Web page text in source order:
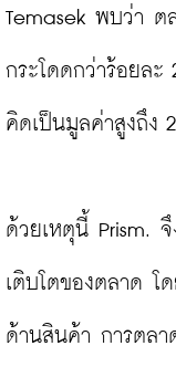
Temasek พบว่า ต
กระโดดกว่าร้อยละ
คิดเป็นมูลค่าสูงถึง
ด้วยเหตุนี้ Prism.
เติบโตของตลาด โ
ด้านสินค้า การตลา